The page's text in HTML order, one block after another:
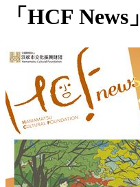
「HCF News